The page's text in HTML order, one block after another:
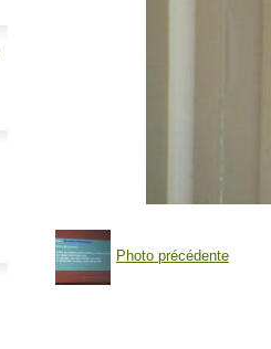
Photo précédente